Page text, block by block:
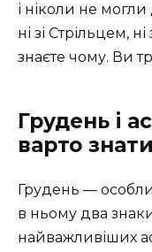
і ніколи не
ні зі Стрільцем,
знаєте чому. Ви
Грудень і
варто знати
Грудень —
в ньому два
найважливіших